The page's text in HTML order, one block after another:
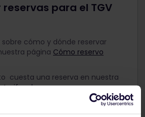
para el TGV
cómo y dónde reservar
página Cómo reservo
cuesta una reserva en nuestra
tarifas de reserva.